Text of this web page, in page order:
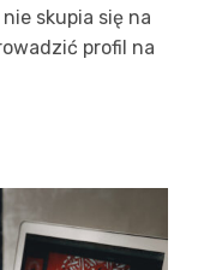
skupia się na
profil na